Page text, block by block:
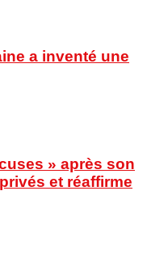
a inventé une
» après son
et réaffirme